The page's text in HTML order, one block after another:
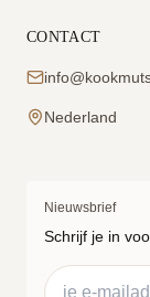
CONTACT
Nederland
Nieuwsbrief
Schrijf je in